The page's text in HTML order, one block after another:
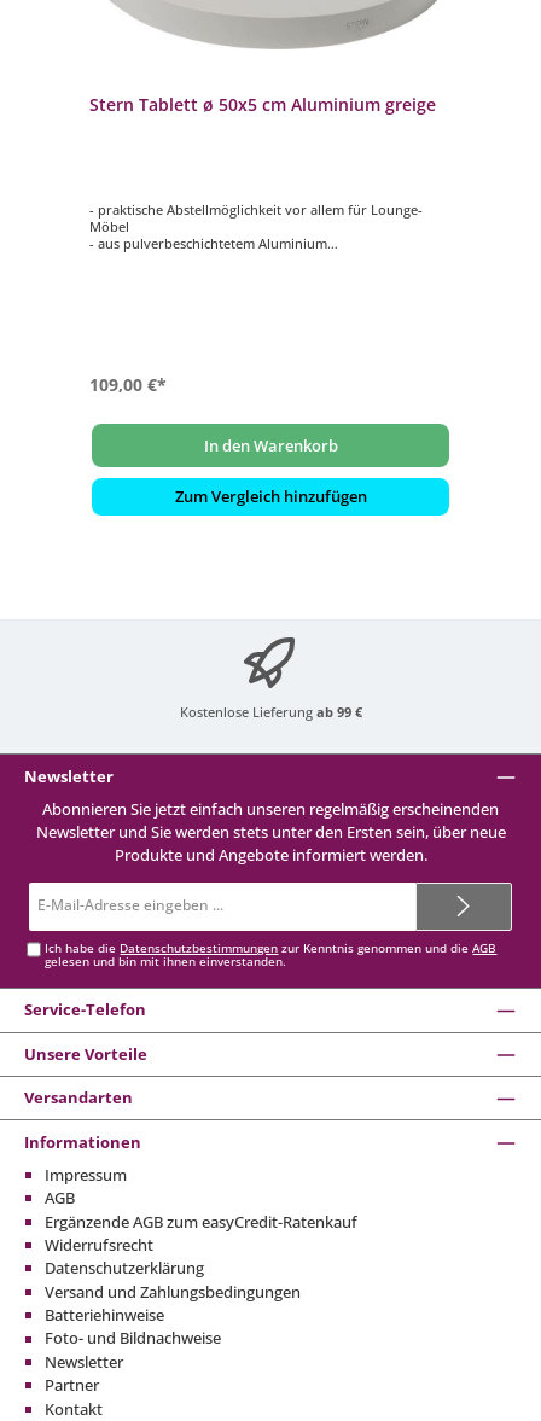
Stern Tablett ø 50x5 cm Aluminium greige
- praktische Abstellmöglichkeit vor allem für Lounge-
Möbel
- aus pulverbeschichtetem Aluminium
109,00 €*
In den Warenkorb
Zum Vergleich hinzufügen
Kostenlose Lieferung ab 99 €
Newsletter
Abonnieren Sie jetzt einfach unseren regelmäßig erscheinenden
Newsletter und Sie werden stets unter den Ersten sein, über neue
Produkte und Angebote informiert werden.
Mail-
Ich habe die Datenschutzbestimmungen zur Kenntnis genommen und dieAGB
gelesen und bin mit ihnen einverstanden.
Service-Telefon
Unsere Vorteile
Versandarten
Informationen
Impressum
AGB
Ergänzende AGB zum easyCredit-Ratenkauf
Widerrufsrecht
Datenschutzerklärung
Versand und Zahlungsbedingungen
Batteriehinweise
Foto- und Bildnachweise
Newsletter
Partner
Kontakt